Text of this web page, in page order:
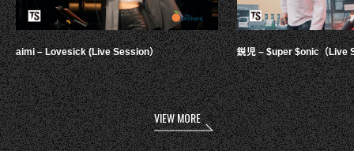
aimi – Lovesick (Live Session） 鋭児 – $uper $onic（Live
VIEW MORE